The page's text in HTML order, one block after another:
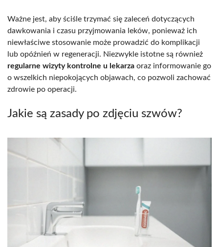
Ważne jest, aby ściśle trzymać się zaleceń dotyczących
dawkowania i czasu przyjmowania leków, ponieważ ich
niewłaściwe stosowanie może prowadzić do komplikacji
lub opóźnień w regeneracji. Niezwykle istotne są również
regularne wizyty kontrolne u lekarza oraz informowanie go
o wszelkich niepokojących objawach, co pozwoli zachować
zdrowie po operacji.
Jakie są zasady po zdjęciu szwów?